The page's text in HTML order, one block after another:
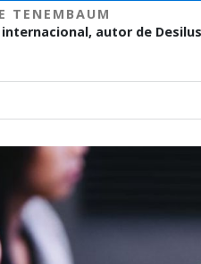
TENEMBAUM
autor de